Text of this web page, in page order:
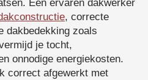
Een ervaren dakwerker
, correcte
dakbedekking zoals
je tocht,
onnodige energiekosten.
correct afgewerkt met